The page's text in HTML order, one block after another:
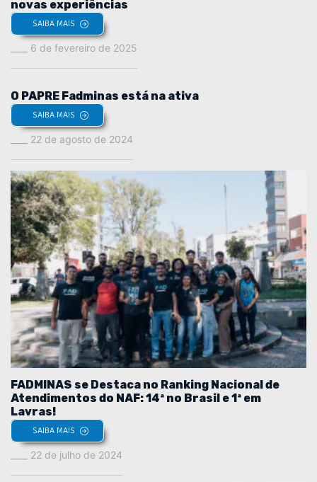
novas experiências
SAIBA MAIS
6 de fevereiro de 2025
O PAPRE Fadminas está na ativa
SAIBA MAIS
22 de agosto de 2024
FADMINAS se Destaca no Ranking Nacional de
Atendimentos do NAF: 14ª no Brasil e 1ª em
Lavras!
SAIBA MAIS
22 de julho de 2024